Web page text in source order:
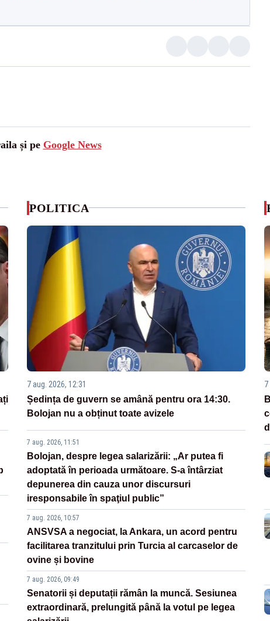
și pe Google News
POLITICA
7 aug. 2026, 12:31
Ședința de guvern se amână pentru ora 14:30.
Bolojan nu a obținut toate avizele
7 aug. 2026, 11:51
Bolojan, despre legea salarizării: „Ar putea fi
adoptată în perioada următoare. S-a întârziat
depunerea din cauza unor discursuri
iresponsabile în spaţiul public”
7 aug. 2026, 10:57
ANSVSA a negociat, la Ankara, un acord pentru
facilitarea tranzitului prin Turcia al carcaselor de
ovine și bovine
7 aug. 2026, 09:49
Senatorii și deputații rămân la muncă. Sesiunea
extraordinară, prelungită până la votul pe legea
7